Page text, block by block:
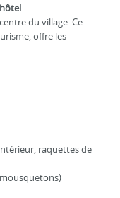
du village. Ce
offre les
raquettes de